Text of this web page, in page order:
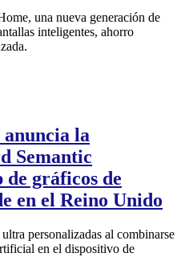
una nueva generación de
inteligentes, ahorro
anuncia la
Semantic
de gráficos de
en el Reino Unido
personalizadas al combinarse
en el dispositivo de